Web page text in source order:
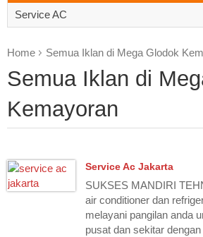
Service AC
Home Semua Iklan di Mega Glodok
Semua Iklan di
Kemayoran
Service Ac Jakarta
SUKSES MANDIRI
air conditioner dan
melayani pangilan anda
pusat dan sekitar